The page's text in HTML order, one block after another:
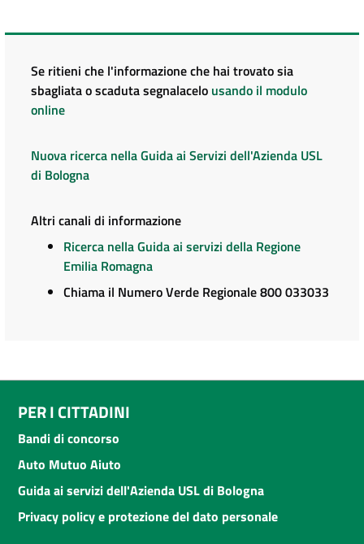
Se ritieni che l'informazione che hai trovato sia
sbagliata o scaduta segnalacelo usando il modulo
online
Nuova ricerca nella Guida ai Servizi dell'Azienda USL
di Bologna
Altri canali di informazione
Ricerca nella Guida ai servizi della Regione
Emilia Romagna
Chiama il Numero Verde Regionale 800 033033
PER I CITTADINI
Bandi di concorso
Auto Mutuo Aiuto
Guida ai servizi dell'Azienda USL di Bologna
Privacy policy e protezione del dato personale